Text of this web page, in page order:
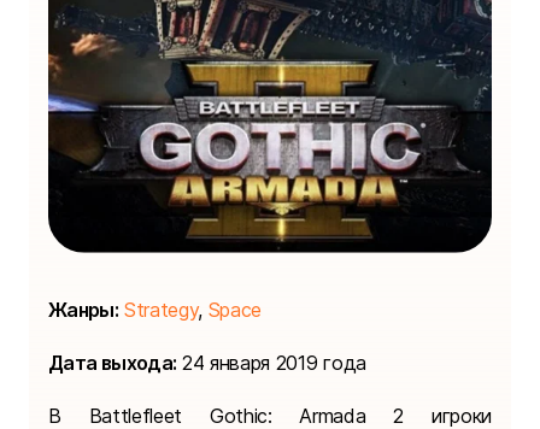
Жанры: Strategy, Space
Дата выхода: 24 января 2019 года
В Battlefleet Gothic: Armada 2 игроки